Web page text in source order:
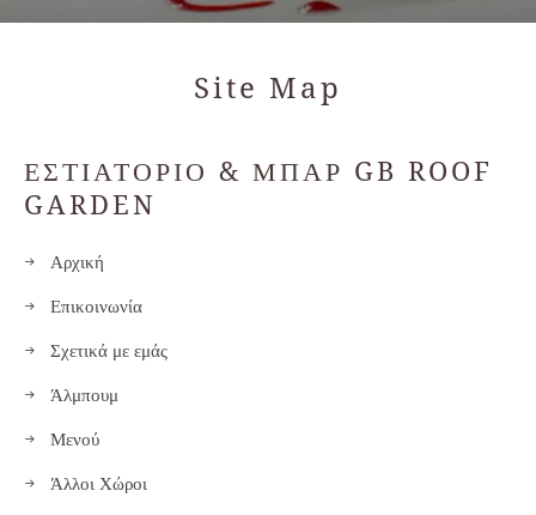
Site Map
ΕΣΤΙΑΤΟΡΙΟ & ΜΠΑΡ GB ROOF
GARDEN
Αρχική
Επικοινωνία
Σχετικά με εμάς
Άλμπουμ
Μενού
Άλλοι Χώροι